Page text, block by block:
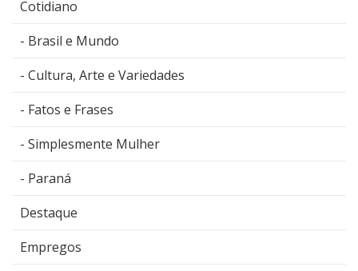
Cotidiano
Brasil e Mundo
Cultura, Arte e Variedades
Fatos e Frases
Simplesmente Mulher
Paraná
Destaque
Empregos